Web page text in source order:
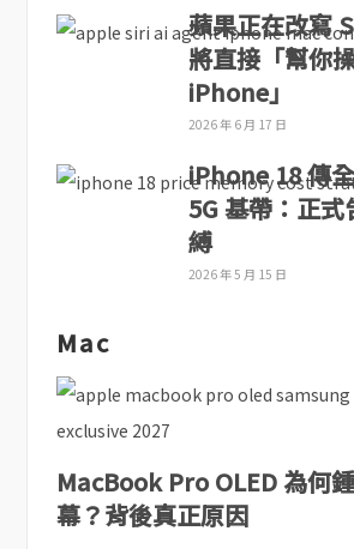
蘋果正在改寫
將直接「幫你
iPhone」
2026 年 6 月 17 日
iPhone 18 傳
5G 基帶：正
縛
2026 年 5 月 15 日
Mac
MacBook Pro OLED 為何
幕？背後真正原因